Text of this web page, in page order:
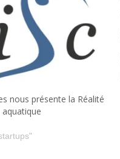
nous présente la Réalité